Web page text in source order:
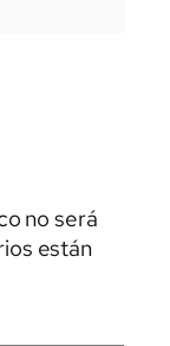
no será
están